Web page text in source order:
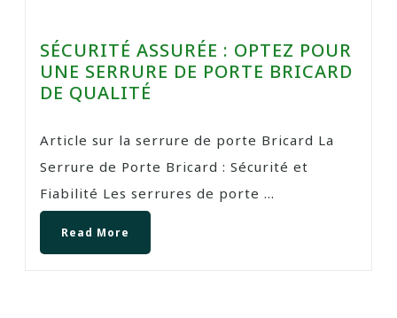
SÉCURITÉ ASSURÉE : OPTEZ POUR
UNE SERRURE DE PORTE BRICARD
DE QUALITÉ
Article sur la serrure de porte Bricard La
Serrure de Porte Bricard : Sécurité et
Fiabilité Les serrures de porte ...
Read More